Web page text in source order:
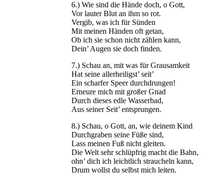
6.) Wie sind die Hände doch, o Gott,
Vor lauter Blut an ihm so rot.
Vergib, was ich für Sünden
Mit meinen Händen oft getan,
Ob ich sie schon nicht zählen kann,
Dein’ Augen sie doch finden.
7.) Schau an, mit was für Grausamkeit
Hat seine allerheiligst’ seit’
Ein scharfer Speer durchdrungen!
Erneure mich mit großer Gnad
Durch dieses edle Wasserbad,
Aus seiner Seit’ entsprungen.
8.) Schau, o Gott, an, wie deinem Kind
Durchgraben seine Füße sind,
Lass meinen Fuß nicht gleiten.
Die Welt sehr schlüpfrig macht die Bahn,
ohn’ dich ich leichtlich straucheln kann,
Drum wollst du selbst mich leiten.